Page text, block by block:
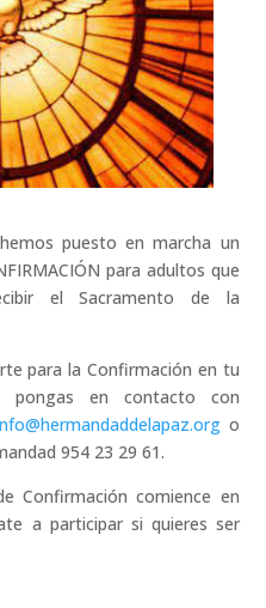
puesto en marcha un
para adultos que
el Sacramento de la
para la Confirmación en tu
pongas en contacto con
o
954 23 29 61.
Confirmación comience en
a participar si quieres ser